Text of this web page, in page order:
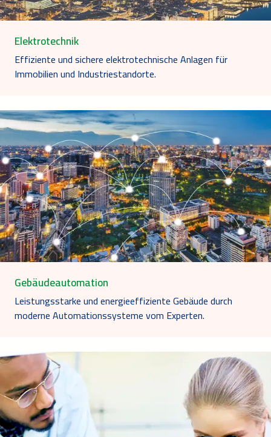
Elektrotechnik
Effiziente und sichere elektrotechnische Anlagen für
Immobilien und Industriestandorte.
Gebäudeautomation
Leistungsstarke und energieeffiziente Gebäude durch
moderne Automationssysteme vom Experten.